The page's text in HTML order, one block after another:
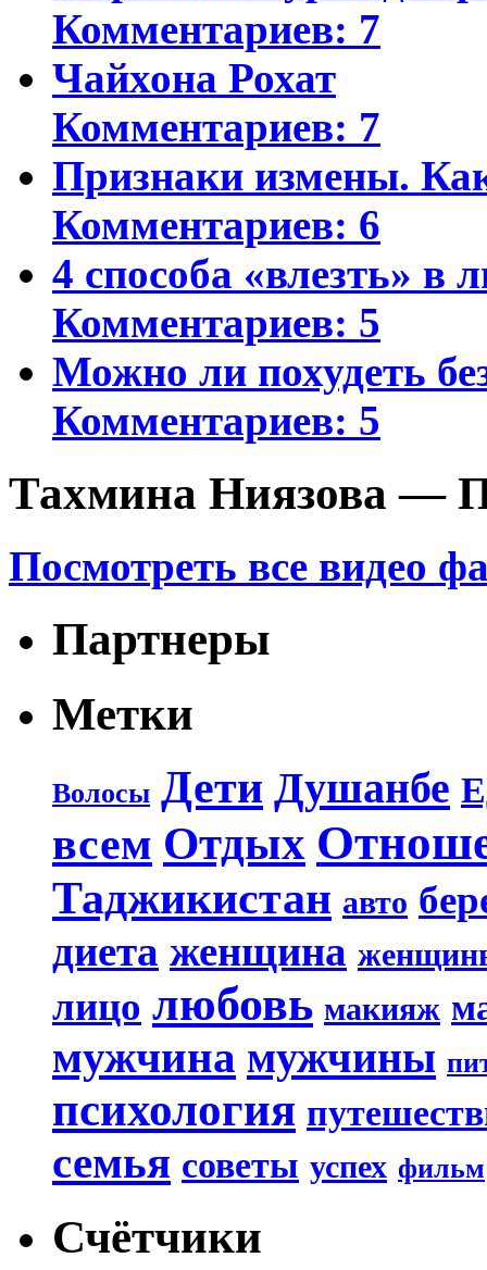
Комментариев: 7
Чайхона Рохат
Комментариев: 7
Признаки измены.
Комментариев: 6
4 способа «влезть» в
Комментариев: 5
Можно ли похудеть
Комментариев: 5
Тахмина Ниязова —
Посмотреть все видео
Партнеры
Метки
Волосы Дети Душанбе
всем Отдых
Таджикистан авто
диета женщина
лицо любовь макияж
мужчина мужчины
психология
семья советы успех фильм
Счётчики